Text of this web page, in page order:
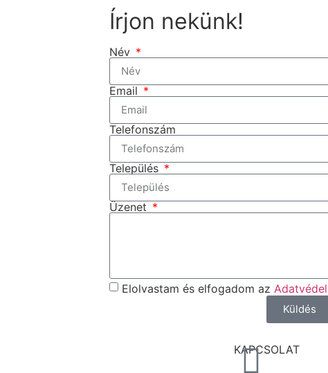
Írjon nekünk!
Név
Email
Telefonszám
Település
Üzenet
Elolvastam és elfogadom az
Küldés
KAPCSOLAT